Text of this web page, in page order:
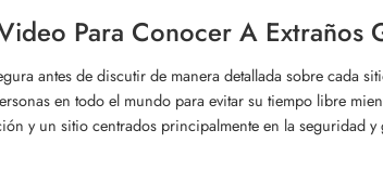
Para Conocer A Extraños
antes de discutir de manera detallada sobre cada
en todo el mundo para evitar su tiempo libre
y un sitio centrados principalmente en la seguridad y